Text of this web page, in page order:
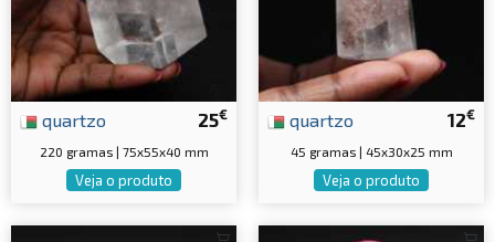
25€
quartzo
220 gramas | 75x55x40 mm
Veja o produto
12€
quartzo
45 gramas | 45x30x25 mm
Veja o produto